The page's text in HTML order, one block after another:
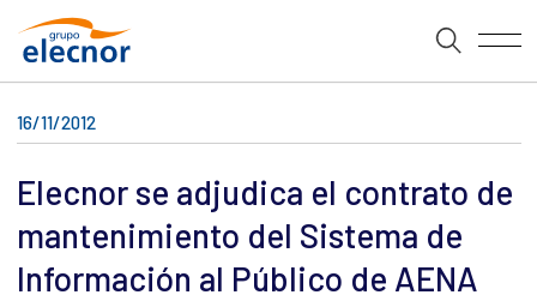
16/11/2012
Elecnor se adjudica el contrato de
mantenimiento del Sistema de
Información al Público de AENA